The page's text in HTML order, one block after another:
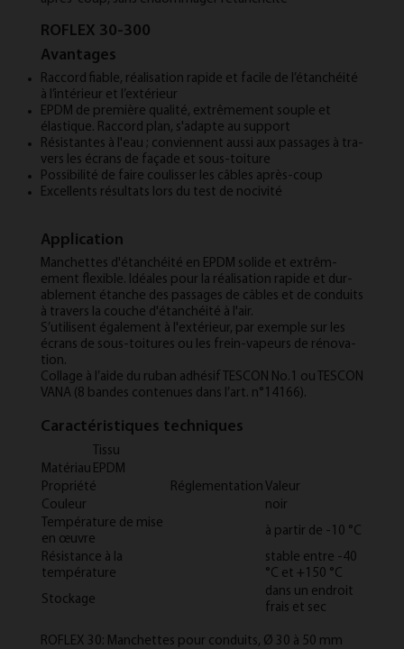
ROFLEX 30-300
Avantages
Rac­cord fiable, réal­isa­tion rap­ide et fa­cile de l’étanchéité
à l’in­térieur et l’ex­térieur
EP­DM de première qual­ité, ex­trêm­ement souple et
élastique. Rac­cord plan, s'ad­apte au sup­port
Résist­antes à l'eau ; con­vi­ennent aus­si aux pas­sages à tra­
vers les écrans de façade et sous-toit­ure
Pos­sib­il­ité de faire cou­lis­s­er les câbles après-coup
Ex­cel­lents ré­sultats lors du test de nociv­ité
Application
Manchettes d'étanchéité en EP­DM solide et ex­trêm­
ement flex­ible. Idéales pour la réal­isa­tion rap­ide et dur­
able­ment étanche des pas­sages de câbles et de con­duits
à tra­vers la couche d'étanchéité à l'air.
S’utilis­ent égale­ment à l'ex­térieur, par ex­emple sur les
écrans de sous-toit­ures ou les frein-va­peurs de rénova­
tion.
Col­lage à l’aide du ruban ad­hésif TESCON No.1 ou TESCON
VANA (8 bandes con­tenues dans l’art. n°14166).
Caractéristiques techniques
Tissu
Matériau EPDM
Propriété
Réglementation Valeur
Couleur
noir
Température de mise
en œuvre
à partir de -10 °C
Résistance à la
température
stable entre -40
°C et +150 °C
Stockage
dans un endroit
frais et sec
ROFLEX 30: Manchettes pour con­duits, Ø 30 à 50 mm